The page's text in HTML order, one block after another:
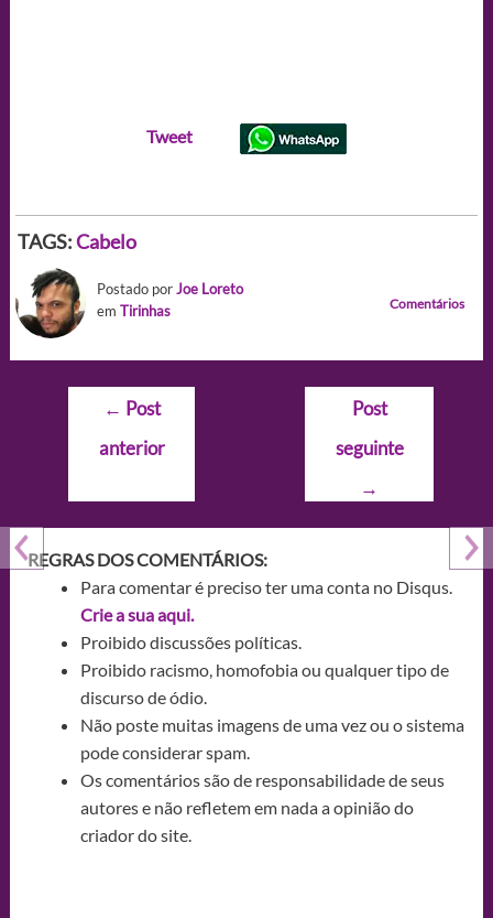
Tweet
TAGS:Cabelo
Postado porJoe Loreto
em Tirinhas Comentários
Navegação
Post
← Post
anterior
Post
seguinte
→
REGRAS DOS COMENTÁRIOS:
Para comentar é preciso ter uma conta no Disqus.
Crie a sua aqui.
Proibido discussões políticas.
Proibido racismo, homofobia ou qualquer tipo de
discurso de ódio.
Não poste muitas imagens de uma vez ou o sistema
pode considerar spam.
Os comentários são de responsabilidade de seus
autores e não refletem em nada a opinião do
criador do site.